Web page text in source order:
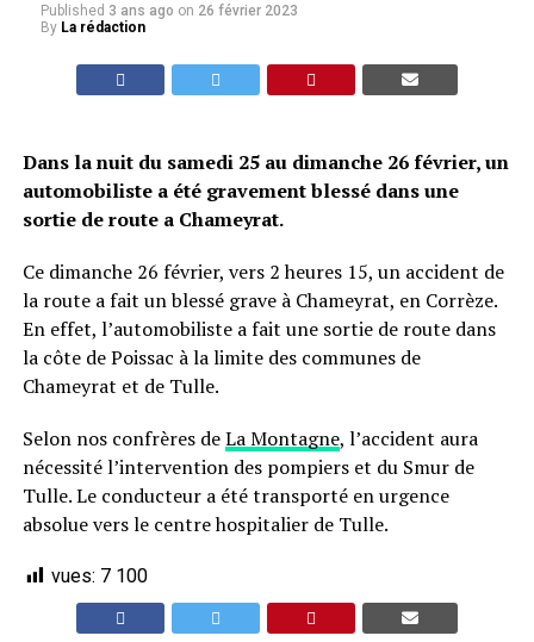
Published 3 ans ago on 26 février 2023
By La rédaction
Dans la nuit du samedi 25 au dimanche 26 février, un
automobiliste a été gravement blessé dans une
sortie de route a Chameyrat.
Ce dimanche 26 février, vers 2 heures 15, un accident de
la route a fait un blessé grave à Chameyrat, en Corrèze.
En effet, l’automobiliste a fait une sortie de route dans
la côte de Poissac à la limite des communes de
Chameyrat et de Tulle.
Selon nos confrères deLa Montagne, l’accident aura
nécessité l’intervention des pompiers et du Smur de
Tulle. Le conducteur a été transporté en urgence
absolue vers le centre hospitalier de Tulle.
vues: 7 100